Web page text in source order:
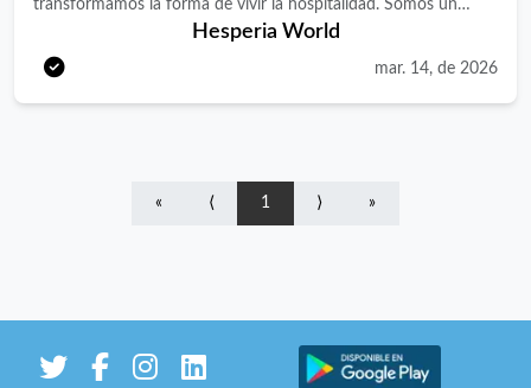
transformamos la forma de vivir la hospitalidad. Somos un
grupo líder en el sector hotelero con presencia nacional e
internacional, gestionando experiencias únicas en hoteles
constante evolución. Buscamos un/a AYUDANTE DE COCINA
para nuestro HOTEL HESPERIA BILBAO ubicado en Vizcaya.
encomendadas. · Preparar platos para los que haya recibido
Hesperia World
mar. 14, de 2026
« ⟨ 1 ⟩ »